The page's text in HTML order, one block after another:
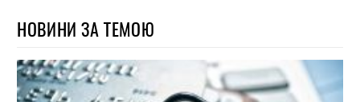
НОВИНИ ЗА ТЕМОЮ